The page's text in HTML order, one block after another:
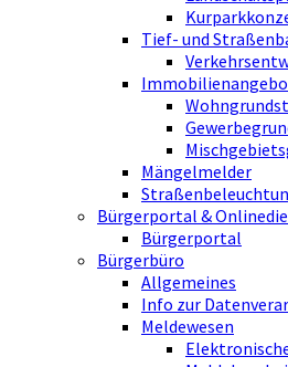
Tief- und
Mängelmelder
Bürgerportal &
Bürgerportal
Bürgerbüro
Allgemeines
Info zur
Meldewesen